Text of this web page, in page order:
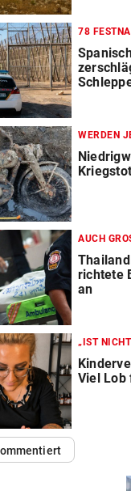
78
WERDEN
AUCH
richtete
an
„IST
Viel Lob